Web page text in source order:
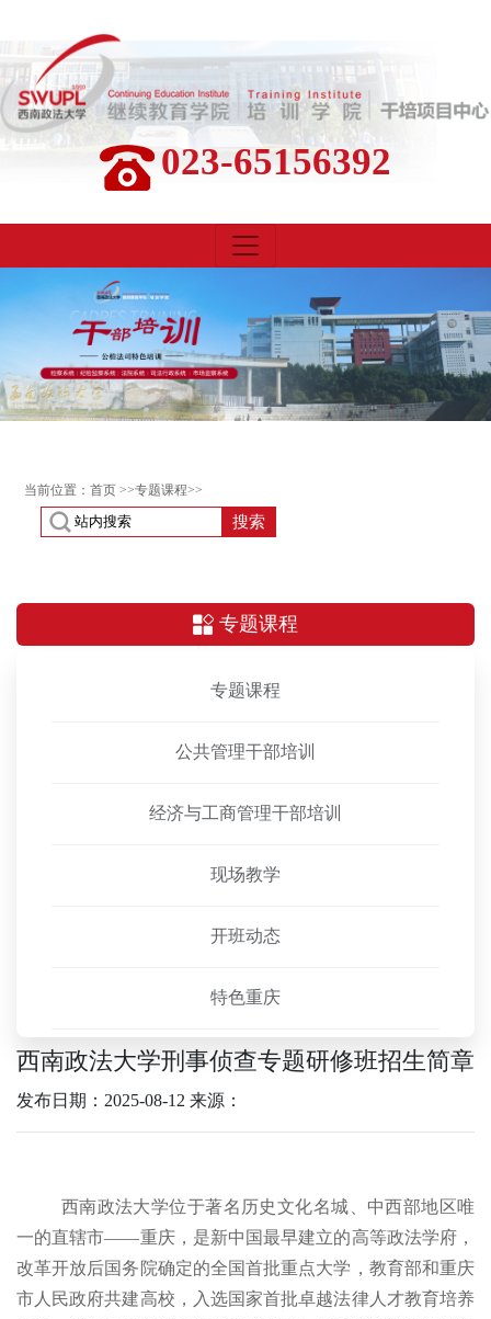
023-65156392
当前位置： 首页 >>专题课程>>
搜索
专题课程
专题课程
公共管理干部培训
经济与工商管理干部培训
现场教学
开班动态
特色重庆
西南政法大学刑事侦查专题研修班招生简章
发布日期：2025-08-12 来源：
西南政法大学位于著名历史文化名城、中西部地区唯
一的直辖市——重庆，是新中国最早建立的高等政法学府，
改革开放后国务院确定的全国首批重点大学，教育部和重庆
市人民政府共建高校，入选国家首批卓越法律人才教育培养